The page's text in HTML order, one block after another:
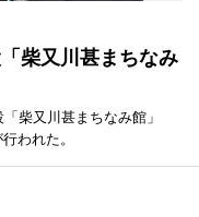
柴又川甚まちなみ
柴又川甚まちなみ館」
われた。